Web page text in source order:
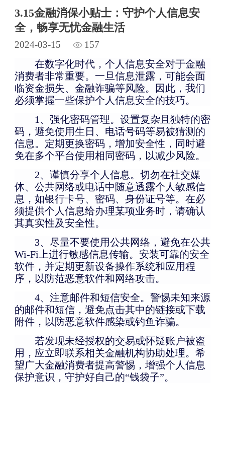
3.15金融消保小贴士：守护个人信息安
全，畅享无忧金融生活
2024-03-15 157
在数字化时代，个人信息安全对于金融
消费者非常重要。一旦信息泄露，可能会面
临资金损失、金融诈骗等风险。因此，我们
必须掌握一些保护个人信息安全的技巧。
1、强化密码管理。设置复杂且独特的密
码，避免使用生日、电话号码等易被猜测的
信息。定期更换密码，增加安全性，同时避
免在多个平台使用相同密码，以减少风险。
2、谨慎分享个人信息。切勿在社交媒
体、公共网络或电话中随意透露个人敏感信
息，如银行卡号、密码、身份证号等。在必
须提供个人信息给办理某项业务时，请确认
其真实性及安全性。
3、尽量不要使用公共网络，避免在公共
Wi-Fi上进行敏感信息传输。安装可靠的安全
软件，并定期更新设备操作系统和应用程
序，以防范恶意软件和网络攻击。
4、注意邮件和短信安全。警惕未知来源
的邮件和短信，避免点击其中的链接或下载
附件，以防恶意软件感染或钓鱼诈骗。
若发现未经授权的交易或怀疑账户被盗
用，应立即联系相关金融机构协助处理。希
望广大金融消费者提高警惕，增强个人信息
保护意识，守护好自己的“钱袋子”。